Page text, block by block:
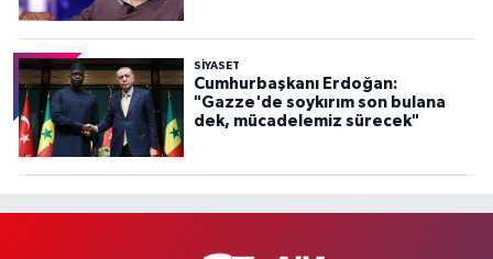
SİYASET
Cumhurbaşkanı Erdoğan:
"Gazze'de soykırım son bulana
dek, mücadelemiz sürecek"